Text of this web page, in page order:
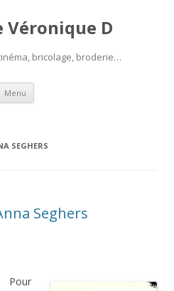
Véronique D
bricolage, broderie…
Menu Aller
contenu
SEGHERS
Seghers
Pour